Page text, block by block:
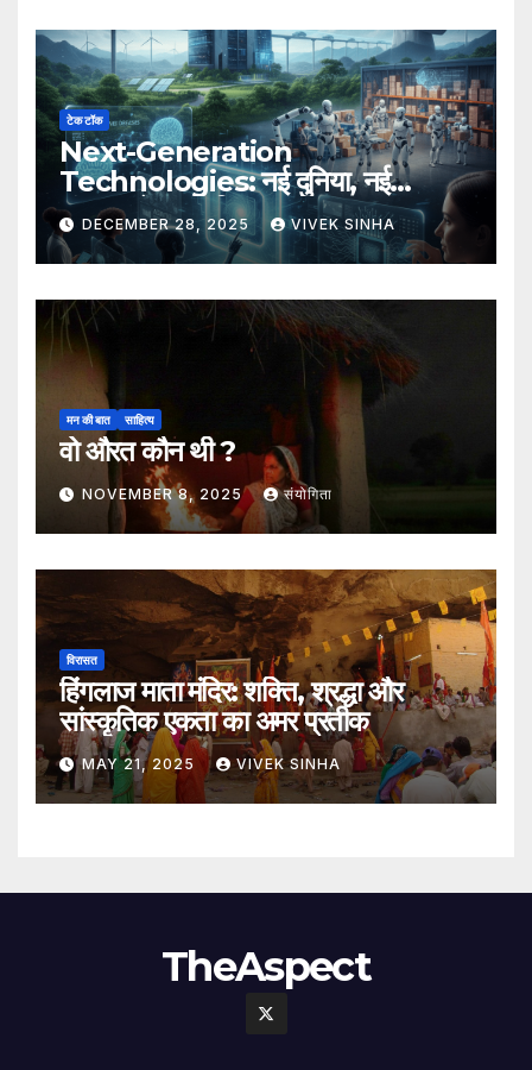
टेक टॉक
Next-Generation
Technologies: नई दुनिया, नई
संभावनाएँ, नया भविष्य
DECEMBER 28, 2025 VIVEK SINHA
मन की बात साहित्य
वो औरत कौन थी ?
NOVEMBER 8, 2025 संयोगिता
विरासत
हिंगलाज माता मंदिर: शक्ति, श्रद्धा और
सांस्कृतिक एकता का अमर प्रतीक
MAY 21, 2025 VIVEK SINHA
TheAspect